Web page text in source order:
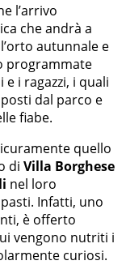
l’arrivo
che andrà a
autunnale e
programmate
i ragazzi, i quali
dal parco e
fiabe.
quello
di Villa Borghese
nel loro
Infatti, uno
è offerto
vengono nutriti i
curiosi.